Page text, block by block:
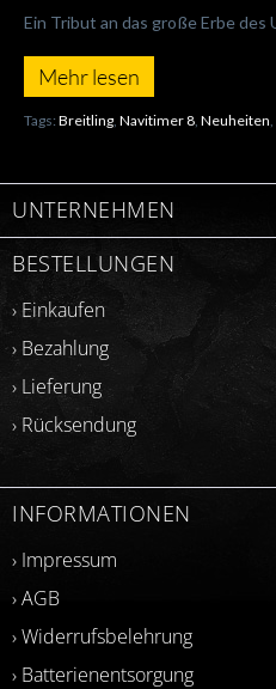
Ein Tribut an das große Erbe des
Mehr lesen
Tags: Breitling Navitimer 8 Neuheiten
UNTERNEHMEN
BESTELLUNGEN
› Einkaufen
› Bezahlung
› Lieferung
› Rücksendung
INFORMATIONEN
› Impressum
› AGB
› Widerrufsbelehrung
› Batterienentsorgung